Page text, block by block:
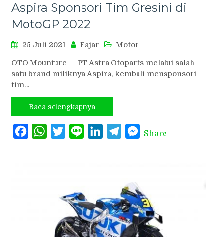
Aspira Sponsori Tim Gresini di
MotoGP 2022
25 Juli 2021 Fajar Motor
OTO Mounture — PT Astra Otoparts melalui salah
satu brand miliknya Aspira, kembali mensponsori
tim…
Baca selengkapnya
FacebookWhatsAppTwitterLine LinkedInTelegramMessenger
Share